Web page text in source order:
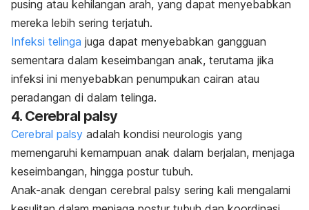
pusing atau kehilangan arah, yang dapat menyebabkan
mereka lebih sering terjatuh.
Infeksi telinga juga dapat menyebabkan gangguan
sementara dalam keseimbangan anak, terutama jika
infeksi ini menyebabkan penumpukan cairan atau
peradangan di dalam telinga.
4. Cerebral palsy
Cerebral palsy adalah kondisi neurologis yang
memengaruhi kemampuan anak dalam berjalan, menjaga
keseimbangan, hingga postur tubuh.
Anak-anak dengan cerebral palsy sering kali mengalami